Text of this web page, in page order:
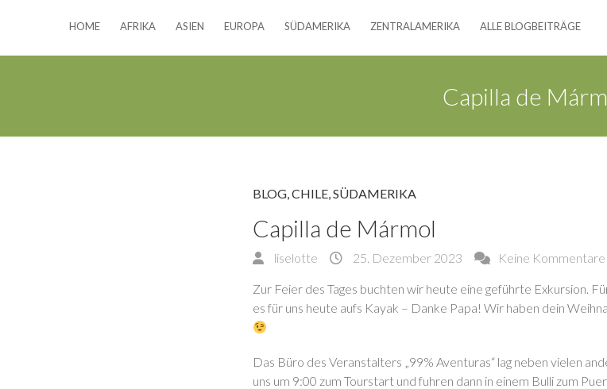
HOME AFRIKA ASIEN EUROPA SÜDAMERIKA ZENTRALAMERIKA ALLE BLOGBEITRÄGE
Capilla de
BLOG,CHILE,SÜDAMERIKA
Capilla de Mármol
liselotte 25. Dezember 2023 Keine Kommentare
Zur Feier des Tages buchten wir heute eine geführte Exkursion.
es für uns heute aufs Kayak – Danke Papa! Wir haben dein
Das Büro des Veranstalters „99% Aventuras“ lag neben vielen
uns um 9:00 zum Tourstart und fuhren dann in einem Bulli zum